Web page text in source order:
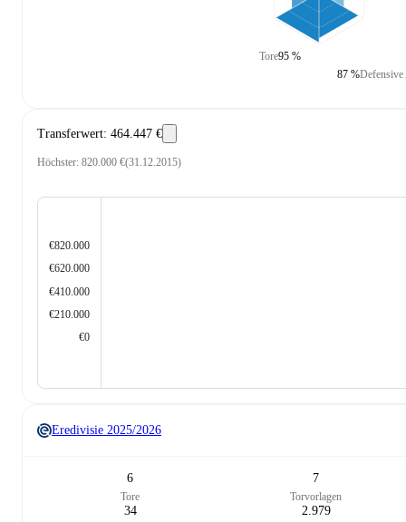
Tore95 %
87 %
Transferwert: 464.447 €
Höchster: 820.000 €(31.12.2015)
€820.000
€620.000
€410.000
€210.000
€0
Eredivisie 2025/2026
6
Tore
7
Torvorlagen
34 2.979